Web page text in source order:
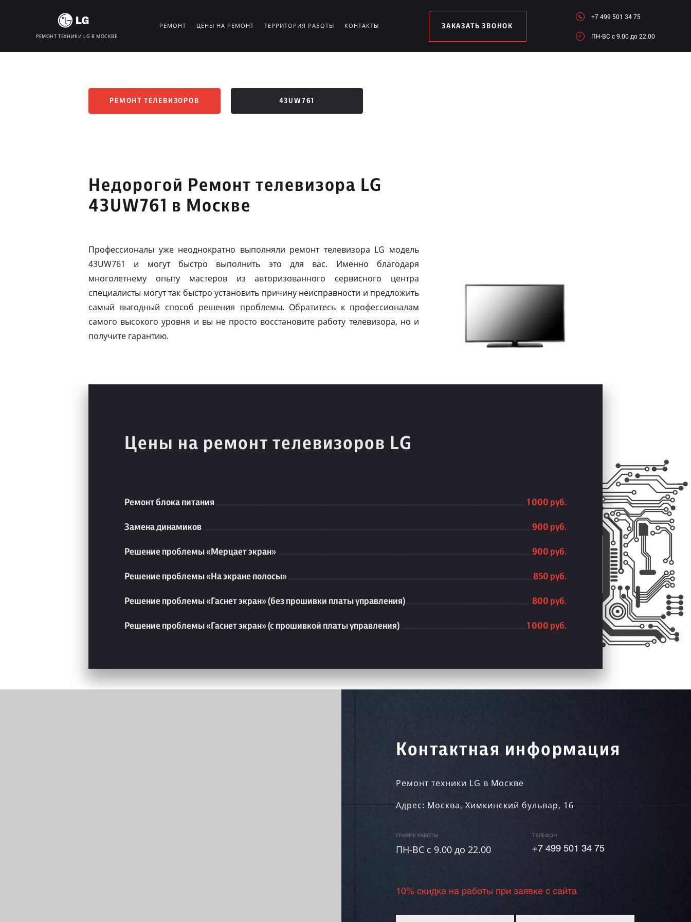
РЕМОНТ ТЕХНИКИ LG В МОСКВЕ
РЕМОНТ ЦЕНЫ НА РЕМОНТ ТЕРРИТОРИЯ РАБОТЫ КОНТАКТЫ ЗАКАЗАТЬ ЗВОНОК
+7 499 501 34 75
ПН-ВC c 9.00 до 22.00
РЕМОНТ ТЕЛЕВИЗОРОВ 43UW761
Недорогой Ремонт телевизора LG
43UW761 в Москве
Профессионалы уже неоднократно выполняли ремонт телевизора LG модель
43UW761 и могут быстро выполнить это для вас. Именно благодаря
многолетнему опыту мастеров из авторизованного сервисного центра
специалисты могут так быстро установить причину неисправности и предложить
самый выгодный способ решения проблемы. Обратитесь к профессионалам
самого высокого уровня и вы не просто восстановите работу телевизора, но и
получите гарантию.
Цены на ремонт телевизоров LG
Ремонт блока питания 1 000 руб.
Замена динамиков 900 руб.
Решение проблемы «Мерцает экран» 900 руб.
Решение проблемы «На экране полосы» 850 руб.
Решение проблемы «Гаснет экран» (без прошивки платы управления) 800 руб.
Решение проблемы «Гаснет экран» (с прошивкой платы управления) 1 000 руб.
Контактная информация
Ремонт техники LG в Москве
Адрес:Москва,Химкинский бульвар, 16
ГРАФИК РАБОТЫ
ПН-ВC c 9.00 до 22.00
ТЕЛЕФОН
+7 499 501 34 75
10% скидка на работы при заявке с сайта